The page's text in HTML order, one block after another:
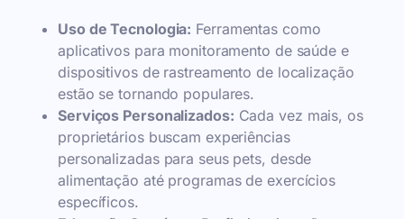
Uso de Tecnologia: Ferramentas como
aplicativos para monitoramento de saúde e
dispositivos de rastreamento de localização
estão se tornando populares.
Serviços Personalizados: Cada vez mais, os
proprietários buscam experiências
personalizadas para seus pets, desde
alimentação até programas de exercícios
específicos.